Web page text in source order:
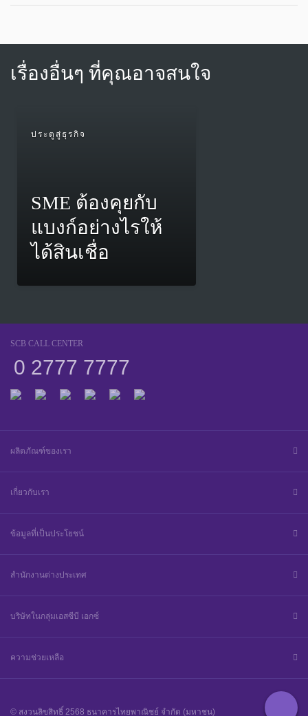
เรื่องอื่นๆ ที่คุณอาจสนใจ
ประตูสู่ธุรกิจ
SME ต้องคุยกับ
แบงก์อย่างไรให้
ได้สินเชื่อ
SCB CALL CENTER
0 2777 7777
ผลิตภัณฑ์ของเรา
เกี่ยวกับเรา
ข้อมูลที่เป็นประโยชน์
สำนักงานต่างประเทศ
บริษัทในกลุ่มเอสซีบี เอกซ์
ความช่วยเหลือ
© สงวนลิขสิทธิ์ 2568 ธนาคารไทยพาณิชย์ จำกัด (มหาชน)